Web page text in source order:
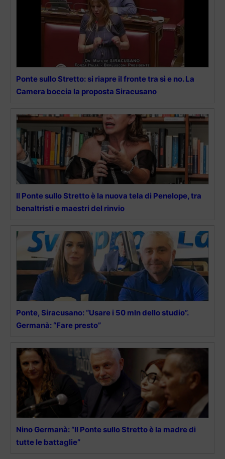
Ponte sullo Stretto: si riapre il fronte tra sì e no. La
Camera boccia la proposta Siracusano
Il Ponte sullo Stretto è la nuova tela di Penelope, tra
benaltristi e maestri del rinvio
Ponte, Siracusano: “Usare i 50 mln dello studio”.
Germanà: “Fare presto”
Nino Germanà: “Il Ponte sullo Stretto è la madre di
tutte le battaglie”